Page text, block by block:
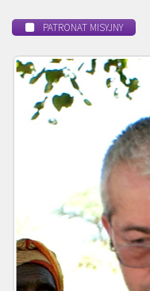
PATRONAT MISYJNY